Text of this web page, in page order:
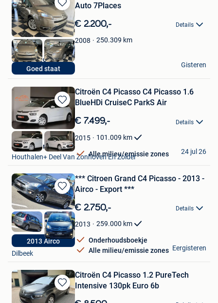
Bewaren
in
Mijn
Favorieten
Goed staat
Auto 7Places
€ 2.200,- Details
2008 250.309 km
Generaltec-Cars
Waregem
Gisteren
Bewaren
in
Mijn
Favorieten
Citroën C4 Picasso C4 Picasso 1.6
BlueHDi CruiseC ParkS Air
€ 7.499,- Details
2015 101.009 km
Alle milieu/emissie zones
Kubika Cars
Houthalen+ Deel Van Zonhoven En Zolder
24 jul 26
Bewaren
in
Mijn
Favorieten
2013 Airco
*** Citroen Grand C4 Picasso - 2013 -
Airco - Export ***
€ 2.750,- Details
2013 259.000 km
Onderhoudsboekje
Alle milieu/emissie zones
Opticar Belgium
Dilbeek
Eergisteren
Bewaren
in
Citroën C4 Picasso 1.2 PureTech
Intensive 130pk Euro 6b